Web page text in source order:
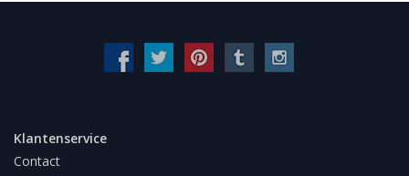
Klantenservice
Contact